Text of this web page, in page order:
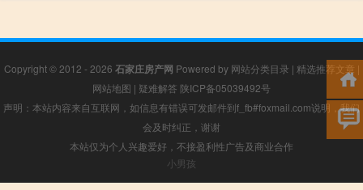
Copyright © 2012 - 2026 石家庄房产网 Powered by 网站分类目录 | 精选推荐文章 |
网站地图 | 疑难解答 陕ICP备05039492号
声明：本站内容来自互联网，如信息有错误可发邮件到f_fb#foxmail.com说明，我们
会及时纠正，谢谢
本站仅为个人兴趣爱好，不接盈利性广告及商业合作
小男孩